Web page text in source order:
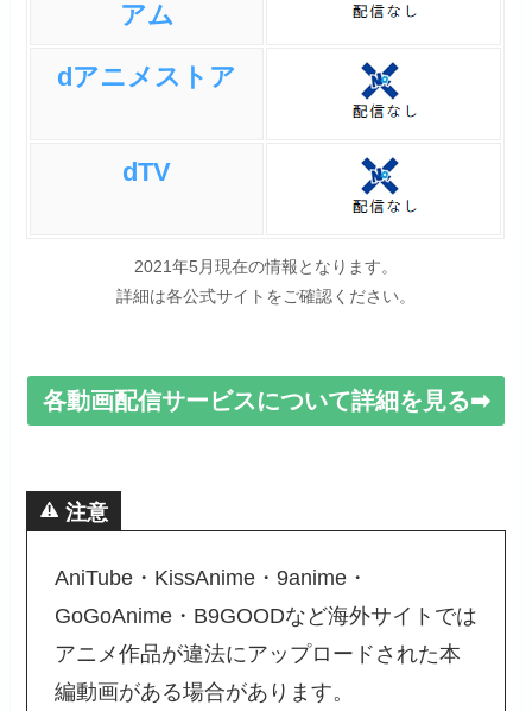
てなかったキャラが成長した
順に見ていた人は驚くと思い
ます。そしてここからフラン
新しくなります。フランキー
の旅立ちエピソードも良いで
インスパイアされていてこれ
からこの船で航海するんだ！
るとかなり長い滞在となった
島ですがロビン好きなら是非
ニアサー
仲間を裏切ったように見せか
けたロビンの優しさと彼女の
孤独そして、麦わら一味の新
たな伝説とあの名シーン、ル
フィの家族の秘密とルフィの
アム
dアニメストア
dTV
2021年5月現在の情報となります。
詳細は各公式サイトをご確認ください。
各動画配信サービスについて詳細を見る➡
注意
AniTube・KissAnime・9anime・
GoGoAnime・B9GOODなど海外サイトでは
アニメ作品が違法にアップロードされた本
編動画がある場合があります。